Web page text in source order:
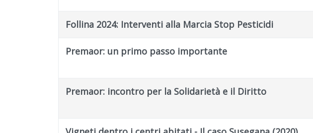
Follina 2024: Interventi alla Marcia Stop Pesticidi
Premaor: un primo passo importante
Premaor: incontro per la Solidarietà e il Diritto